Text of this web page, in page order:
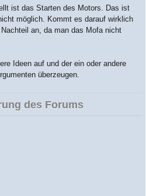
ist das Starten des Motors. Das ist
möglich. Kommt es darauf wirklich
an, da man das Mofa nicht
Ideen auf und der ein oder andere
überzeugen.
des Forums